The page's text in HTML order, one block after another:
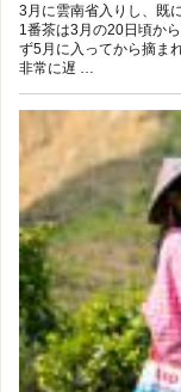
3月に雲南省入りし、既
1番茶は3月の20日頃か
ず5月に入ってから摘ま
非常に遅 …